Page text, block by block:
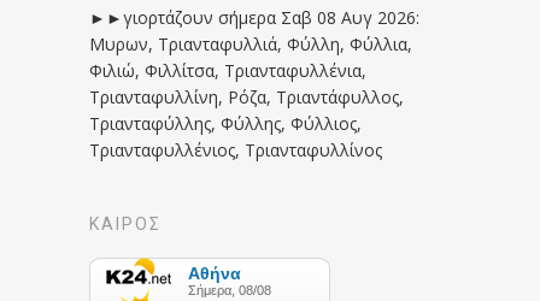
►►γιορτάζουν σήμερα Σαβ 08 Αυγ 2026:
Μυρων, Τριανταφυλλιά, Φύλλη, Φύλλια,
Φιλιώ, Φιλλίτσα, Τριανταφυλλένια,
Τριανταφυλλίνη, Ρόζα, Τριαντάφυλλος,
Τριανταφύλλης, Φύλλης, Φύλλιος,
Τριανταφυλλένιος, Τριανταφυλλίνος
ΚΑΙΡΟΣ